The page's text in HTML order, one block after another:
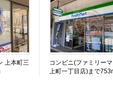
上本町三
コンビニ(ファミリーマ
上町一丁目店)まで